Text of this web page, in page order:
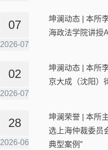
07
2026-07
坤澜动态 | 本所
海政法学院讲授
02
2026-07
坤澜动态 | 本所
京大成（沈阳）
28
2026-06
坤澜荣誉 | 本所
选上海仲裁委员
典型案例”